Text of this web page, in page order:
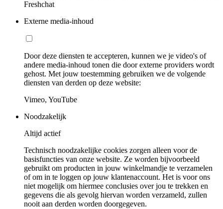
Freshchat
Externe media-inhoud
Door deze diensten te accepteren, kunnen we je video's of
andere media-inhoud tonen die door externe providers wordt
gehost. Met jouw toestemming gebruiken we de volgende
diensten van derden op deze website:
Vimeo, YouTube
Noodzakelijk
Altijd actief
Technisch noodzakelijke cookies zorgen alleen voor de
basisfuncties van onze website. Ze worden bijvoorbeeld
gebruikt om producten in jouw winkelmandje te verzamelen
of om in te loggen op jouw klantenaccount. Het is voor ons
niet mogelijk om hiermee conclusies over jou te trekken en
gegevens die als gevolg hiervan worden verzameld, zullen
nooit aan derden worden doorgegeven.